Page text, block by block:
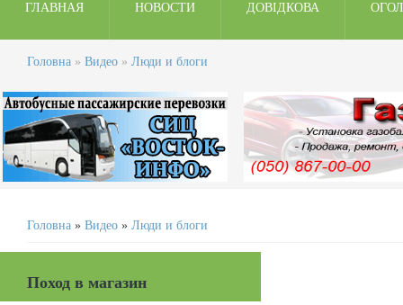
ГЛАВНАЯ НОВОСТИ ДОВІДКОВА
Головна » Видео » Люди и блоги
Головна » Видео » Люди и блоги
Поход в магазин